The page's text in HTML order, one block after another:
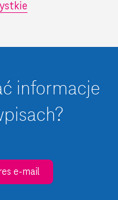
informacje
e-mail